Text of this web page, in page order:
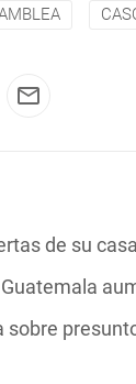
de su
sobre